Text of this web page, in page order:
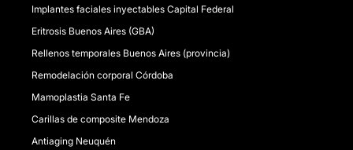
Implantes faciales inyectables Capital Federal
Eritrosis Buenos Aires (GBA)
Rellenos temporales Buenos Aires (provincia)
Remodelación corporal Córdoba
Mamoplastia Santa Fe
Carillas de composite Mendoza
Antiaging Neuquén